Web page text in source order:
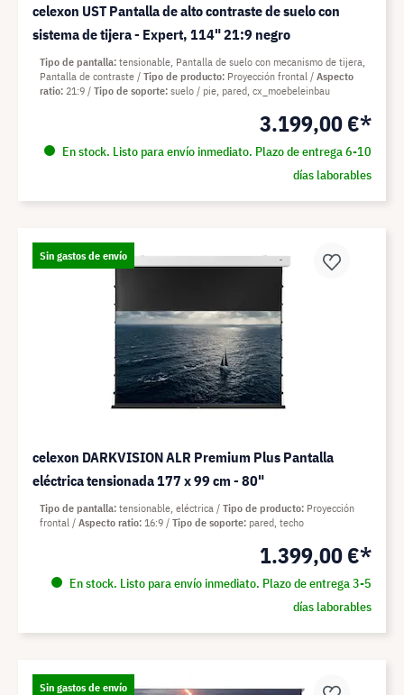
celexon UST Pantalla de alto contraste de suelo con
sistema de tijera - Expert, 114" 21:9 negro
3.199,00 €*
En stock. Listo para envío inmediato. Plazo de entrega 6-10
días laborables
Tipo de pantalla tensionable, Pantalla de suelo con mecanismo de tijera,
Pantalla de contraste
Tipo de producto Proyección frontal
Aspecto
ratio 21:9 Tipo de soporte suelo / pie, pared, cx_moebeleinbau
Sin gastos de envío
celexon DARKVISION ALR Premium Plus Pantalla
eléctrica tensionada 177 x 99 cm - 80"
1.399,00 €*
En stock. Listo para envío inmediato. Plazo de entrega 3-5
días laborables
Tipo de pantalla tensionable, eléctrica Tipo de producto Proyección
frontal
Aspecto ratio 16:9 Tipo de soporte pared, techo
Sin gastos de envío